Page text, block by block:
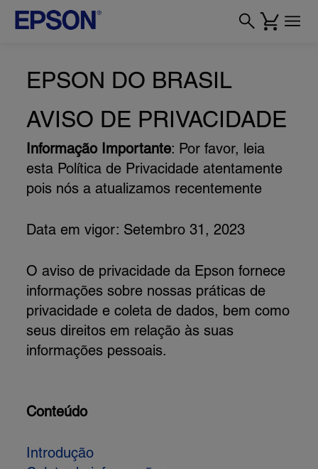
EPSON DO BRASIL
AVISO DE PRIVACIDADE
Informação Importante: Por favor, leia
esta Política de Privacidade atentamente
pois nós a atualizamos recentemente
Data em vigor: Setembro 31, 2023
O aviso de privacidade da Epson fornece
informações sobre nossas práticas de
privacidade e coleta de dados, bem como
seus direitos em relação às suas
informações pessoais.
Conteúdo
Introdução